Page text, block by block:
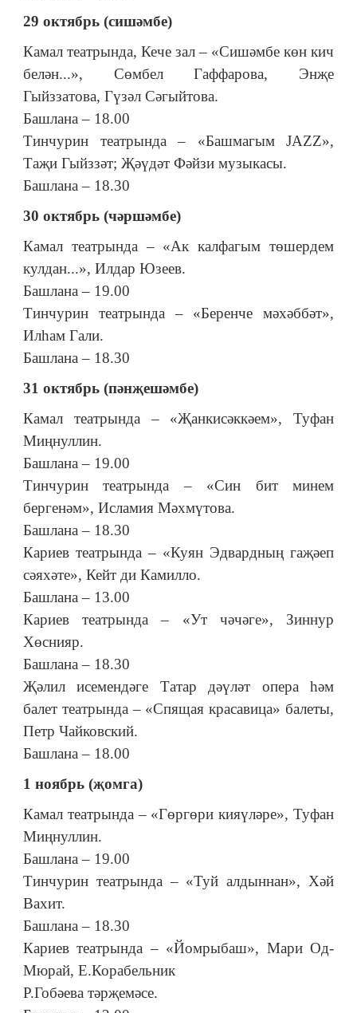
29 октябрь (сишәмбе)
Камал театрында, Кече зал – «Сишәмбе көн кич
белән...», Сөмбел Гаффарова, Энҗе
Гыйззатова, Гүзәл Сәгыйтова.
Башлана – 18.00
Тинчурин театрында – «Башмагым JAZZ»,
Таҗи Гыйззәт; Җәүдәт Фәйзи музыкасы.
Башлана – 18.30
30 октябрь (чәршәмбе)
Камал театрында – «Ак калфагым төшердем
кулдан...», Илдар Юзеев.
Башлана – 19.00
Тинчурин театрында – «Беренче мәхәббәт»,
Илһам Гали.
Башлана – 18.30
31 октябрь (пәнҗешәмбе)
Камал театрында – «Җанкисәккәем», Туфан
Миңнуллин.
Башлана – 19.00
Тинчурин театрында – «Син бит минем
бергенәм», Исламия Мәхмүтова.
Башлана – 18.30
Кариев театрында – «Куян Эдвардның гаҗәеп
сәяхәте», Кейт ди Камилло.
Башлана – 13.00
Кариев театрында – «Ут чәчәге», Зиннур
Хөснияр.
Башлана – 18.30
Җәлил исемендәге Татар дәүләт опера һәм
балет театрында – «Спящая красавица» балеты,
Петр Чайковский.
Башлана – 18.00
1 ноябрь (җомга)
Камал театрында – «Гөргөри кияүләре», Туфан
Миңнуллин.
Башлана – 19.00
Тинчурин театрында – «Туй алдыннан», Хәй
Вахит.
Башлана – 18.30
Кариев театрында – «Йомрыбаш», Мари Од-
Мюрай, Е.Корабельник
Р.Гобәева тәрҗемәсе.